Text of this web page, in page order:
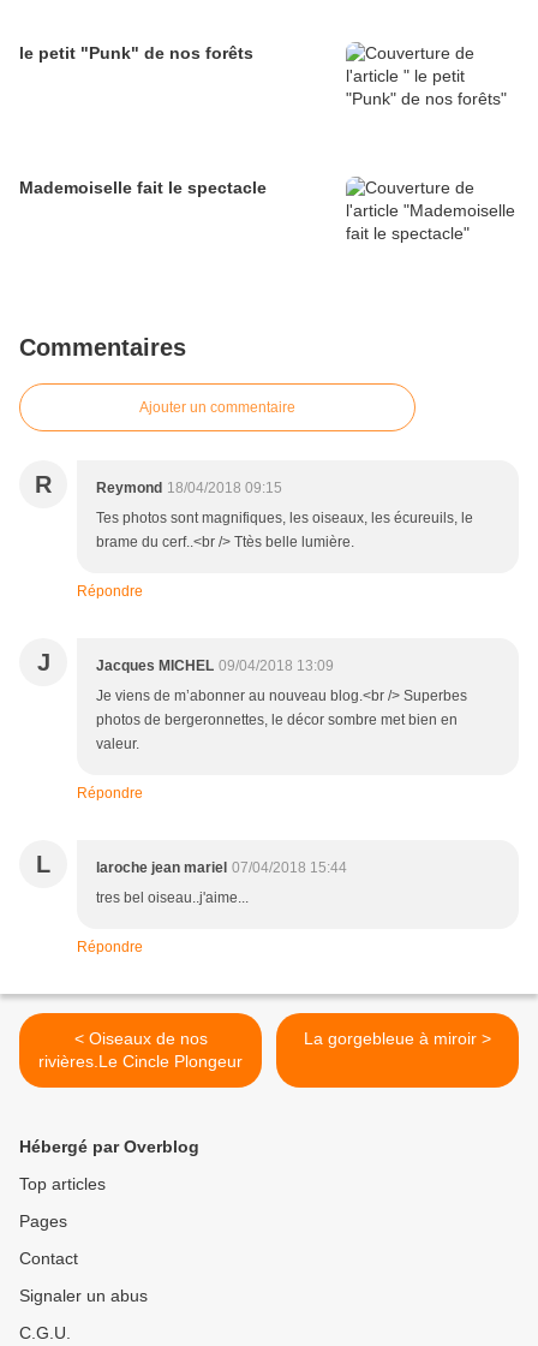
le petit "Punk" de nos forêts
Mademoiselle fait le spectacle
Commentaires
Ajouter un commentaire
R Reymond 18/04/2018 09:15
Tes photos sont magnifiques, les oiseaux, les écureuils, le
brame du cerf..<br /> Ttès belle lumière.
Répondre
J Jacques MICHEL 09/04/2018 13:09
Je viens de m’abonner au nouveau blog.<br /> Superbes
photos de bergeronnettes, le décor sombre met bien en
valeur.
Répondre
L laroche jean mariel 07/04/2018 15:44
tres bel oiseau..j'aime...
Répondre
< Oiseaux de nos
rivières.Le Cincle Plongeur
La gorgebleue à miroir >
Hébergé par Overblog
Top articles
Pages
Contact
Signaler un abus
C.G.U.